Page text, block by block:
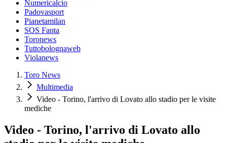
Numericalcio
Padovasport
Pianetamilan
SOS Fanta
Toronews
Tuttobolognaweb
Violanews
Toro News
Multimedia
Video - Torino, l'arrivo di Lovato allo stadio per le visite
mediche
Video - Torino, l'arrivo di Lovato allo